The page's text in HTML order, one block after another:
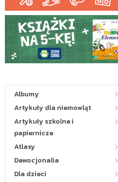
Albumy
Artykuły dla niemowląt
Artykuły szkolne i
papiernicze
Atlasy
Dewocjonalia
Dla dzieci